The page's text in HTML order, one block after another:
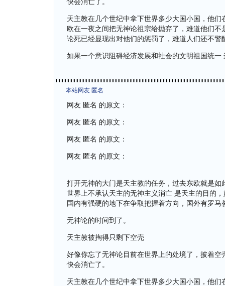
快会消亡了。
天主教在几个世纪中拿下世界多少大国小国，他
欧在一夜之间把无神论祖宗给抛弃了，难道他们
论死已经显现出对他们的惩罚了，难道人们还不
如果一个意识阻碍经济发展和社会的文明祖国统
本站网友 匿名
网友 匿名 的原文：
网友 匿名 的原文：
网友 匿名 的原文：
网友 匿名 的原文：
打开无神的大门是天主教的任务，过去东欧就是
世界上不承认天主的无神主义消亡 是天主的目的
国内有强硬的地下在争取把握着方向，国外有罗
无神论的时间到了。
天主教被掏得只剩下空壳
好像你忘了无神论目前在世界上的处境了，披着
快会消亡了。
天主教在几个世纪中拿下世界多少大国小国，他